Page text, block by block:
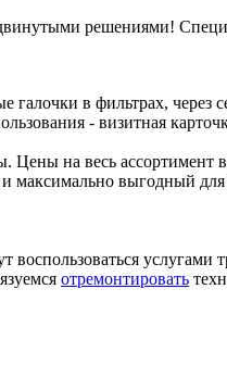
решениями!
в фильтрах, через
- визитная
на весь ассортимент
максимально выгодный
воспользоваться
отремонтировать